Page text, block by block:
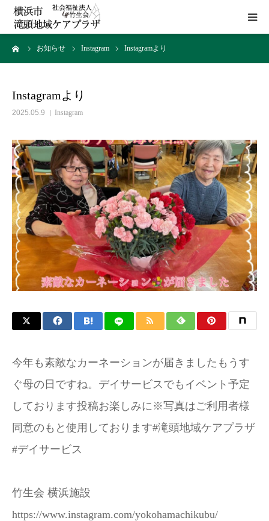
お知らせ Instagram Instagramより
Instagramより
2025.05.9 Instagram
今年も素敵なカーネーションが届きました️もうす
ぐ母の日ですね。デイサービスでもイベント予定
しております投稿お楽しみに️※写真はご利用者様
同意のもと使用しております#滝頭地域ケアプラザ
#デイサービス
竹生会 横浜施設
https://www.instagram.com/yokohamachikubu/
HOME
施設概要
貸室
アクセス
お問い合わせ